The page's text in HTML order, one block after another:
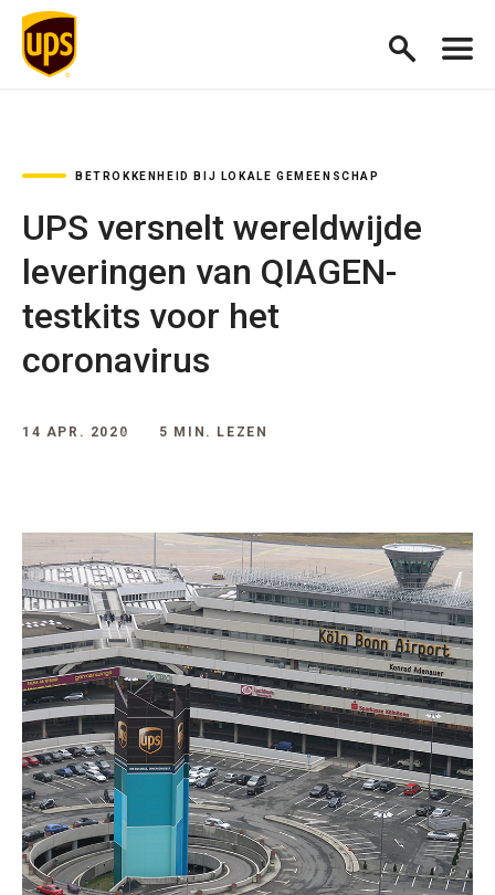
BETROKKENHEID BIJ LOKALE GEMEENSCHAP
UPS versnelt wereldwijde
leveringen van QIAGEN-
testkits voor het
coronavirus
14 APR. 2020 5 MIN. LEZEN